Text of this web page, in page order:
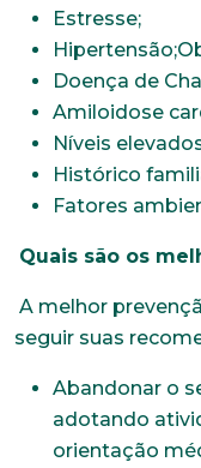
Estresse;
Doença de
Amiloidose
Níveis
Histórico
Fatores
Quais são os
A melhor
seguir suas
Abandonar o
adotando
orientação